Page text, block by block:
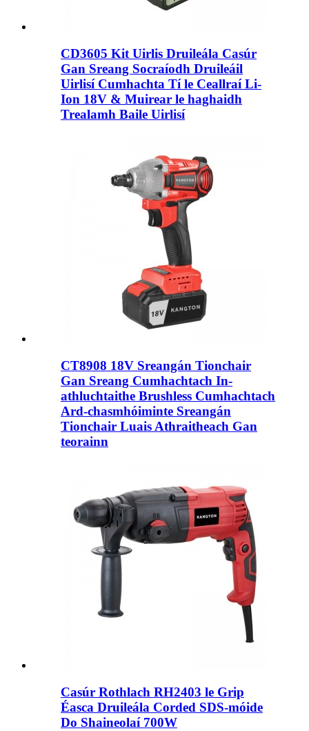
CD3605 Kit Uirlis Druileála Casúr
Gan Sreang Socraíodh Druileáil
Uirlisí Cumhachta Tí le Ceallraí Li-
Ion 18V & Muirear le haghaidh
Trealamh Baile Uirlisí
CT8908 18V Sreangán Tionchair
Gan Sreang Cumhachtach In-
athluchtaithe Brushless Cumhachtach
Ard-chasmhóiminte Sreangán
Tionchair Luais Athraitheach Gan
teorainn
Casúr Rothlach RH2403 le Grip
Éasca Druileála Corded SDS-móide
Do Shaineolaí 700W